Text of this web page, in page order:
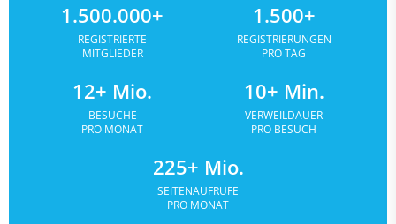
1.500.000+
REGISTRIERTE
MITGLIEDER
1.500+
REGISTRIERUNGEN
PRO TAG
12+ Mio.
BESUCHE
PRO MONAT
10+ Min.
VERWEILDAUER
PRO BESUCH
225+ Mio.
SEITENAUFRUFE
PRO MONAT